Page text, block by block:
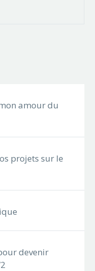
amour du
projets sur le
devenir